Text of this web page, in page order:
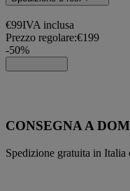
€99IVA inclusa
Prezzo regolare:€199
-50%
CONSEGNA A
Spedizione gratuita in